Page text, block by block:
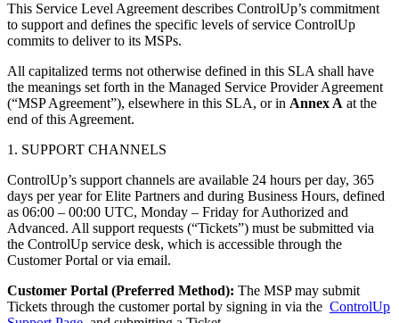
This Service Level Agreement describes ControlUp’s commitment
to support and defines the specific levels of service ControlUp
commits to deliver to its MSPs.
All capitalized terms not otherwise defined in this SLA shall have
the meanings set forth in the Managed Service Provider Agreement
(“MSP Agreement”), elsewhere in this SLA, or in Annex A at the
end of this Agreement.
1. SUPPORT CHANNELS
ControlUp’s support channels are available 24 hours per day, 365
days per year for Elite Partners and during Business Hours, defined
as 06:00 – 00:00 UTC, Monday – Friday for Authorized and
Advanced. All support requests (“Tickets”) must be submitted via
the ControlUp service desk, which is accessible through the
Customer Portal or via email.
Customer Portal (Preferred Method): The MSP may submit
Tickets through the customer portal by signing in via the ControlUp